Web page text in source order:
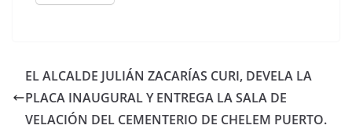
EL ALCALDE JULIÁN ZACARÍAS CURI, DEVELA LA
PLACA INAUGURAL Y ENTREGA LA SALA DE
VELACIÓN DEL CEMENTERIO DE CHELEM PUERTO.